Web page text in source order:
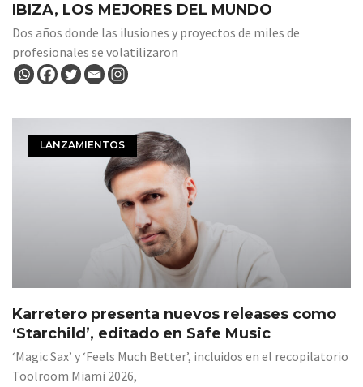
IBIZA, LOS MEJORES DEL MUNDO
Dos años donde las ilusiones y proyectos de miles de
profesionales se volatilizaron
LANZAMIENTOS
Karretero presenta nuevos releases como
‘Starchild’, editado en Safe Music
‘Magic Sax’ y ‘Feels Much Better’, incluidos en el recopilatorio
Toolroom Miami 2026,